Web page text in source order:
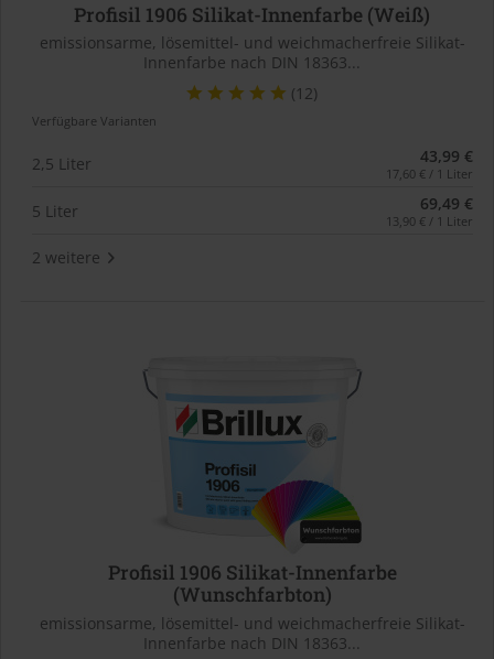
Profisil 1906 Silikat-Innenfarbe (Weiß)
emissionsarme, lösemittel- und weichmacherfreie Silikat-
Innenfarbe nach DIN 18363...
(12)
Verfügbare Varianten
2,5 Liter 43,99 €
17,60 € / 1 Liter
5 Liter 69,49 €
13,90 € / 1 Liter
2 weitere
Profisil 1906 Silikat-Innenfarbe
(Wunschfarbton)
emissionsarme, lösemittel- und weichmacherfreie Silikat-
Innenfarbe nach DIN 18363...